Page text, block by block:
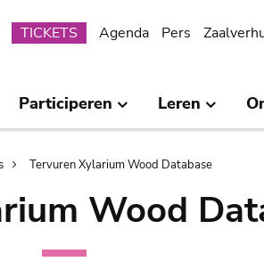
Submenu
TICKETS Agenda Pers
Participeren Leren
Tervuren Xylarium Wood Database
Wood